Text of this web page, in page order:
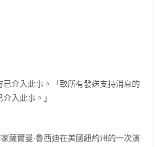
已介入此事。「致所有發送支持消息的
入此事。」
薩爾曼·魯西迪在美國紐約州的一次演